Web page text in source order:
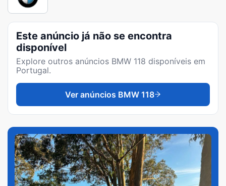
Este anúncio já não se encontra
disponível
Explore outros anúncios BMW 118 disponíveis em
Portugal.
Ver anúncios BMW 118